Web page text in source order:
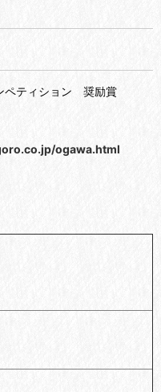
ペティション 奨励賞
ogawa.html